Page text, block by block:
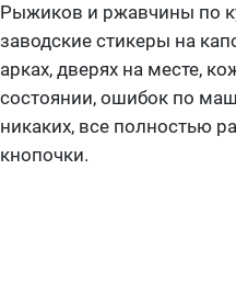
Рыжиков и ржавчины по
заводские стикеры на
арках, дверях на месте,
состоянии, ошибок по
никаких, все полностью
кнопочки.